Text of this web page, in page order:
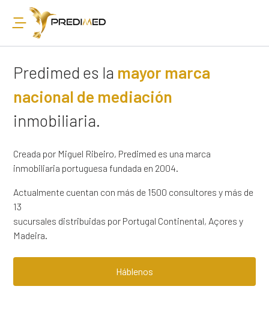
Predimed es la mayor marca
nacional de mediación
inmobiliaria.
Creada por Miguel Ribeiro, Predimed es una marca
inmobiliaria portuguesa fundada en 2004.
Actualmente cuentan con más de 1500 consultores y más de
13
sucursales distribuidas por Portugal Continental, Açores y
Madeira.
Háblenos